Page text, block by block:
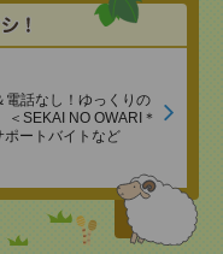
電話なし！ゆっくりの
SEKAI NO OWARI＊
ートバイトなど